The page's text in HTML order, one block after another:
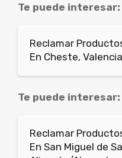
Te puede interesar:
Reclamar
En Cheste,
Te puede interesar:
Reclamar
En San Miguel de